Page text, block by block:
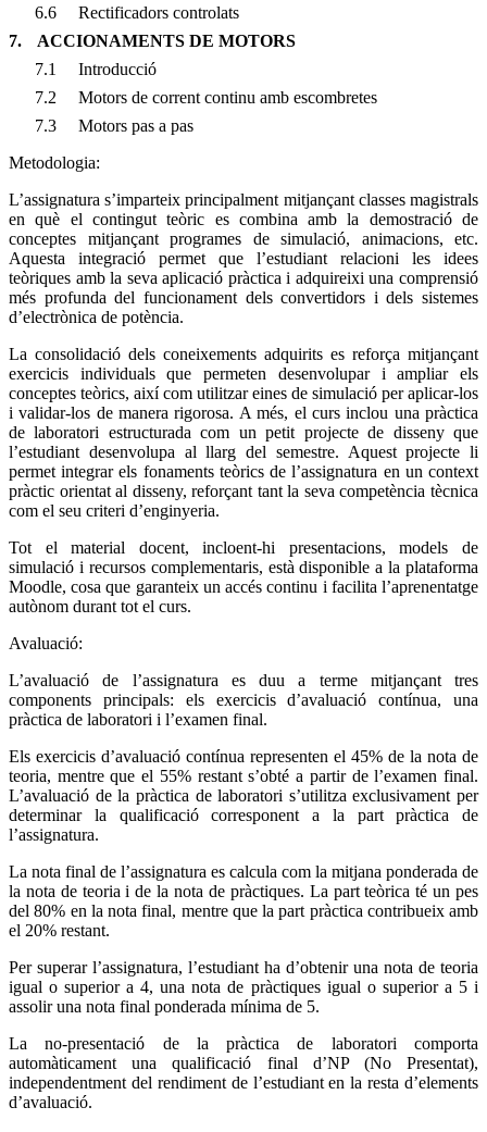
6.6
Rectificadors controlats
7.
ACCIONAMENTS DE MOTORS
7.1
Introducció
7.2
Motors de corrent continu amb escombretes
7.3
Motors pas a pas
Metodologia:
L’assignatura s’imparteix principalment mitjançant classes magistrals
en què el contingut teòric es combina amb la demostració de
conceptes mitjançant programes de simulació, animacions, etc.
Aquesta integració permet que l’estudiant relacioni les idees
teòriques amb la seva aplicació pràctica i adquireixi una comprensió
més profunda del funcionament dels convertidors i dels sistemes
d’electrònica de potència.
La consolidació dels coneixements adquirits es reforça mitjançant
exercicis individuals que permeten desenvolupar i ampliar els
conceptes teòrics, així com utilitzar eines de simulació per aplicar-los
i validar-los de manera rigorosa. A més, el curs inclou una pràctica
de laboratori estructurada com un petit projecte de disseny que
l’estudiant desenvolupa al llarg del semestre. Aquest projecte li
permet integrar els fonaments teòrics de l’assignatura en un context
pràctic orientat al disseny, reforçant tant la seva competència tècnica
com el seu criteri d’enginyeria.
Tot el material docent, incloent-hi presentacions, models de
simulació i recursos complementaris, està disponible a la plataforma
Moodle, cosa que garanteix un accés continu i facilita l’aprenentatge
autònom durant tot el curs.
Avaluació:
L’avaluació de l’assignatura es duu a terme mitjançant tres
components principals: els exercicis d’avaluació contínua, una
pràctica de laboratori i l’examen final.
Els exercicis d’avaluació contínua representen el 45% de la nota de
teoria, mentre que el 55% restant s’obté a partir de l’examen final.
L’avaluació de la pràctica de laboratori s’utilitza exclusivament per
determinar la qualificació corresponent a la part pràctica de
l’assignatura.
La nota final de l’assignatura es calcula com la mitjana ponderada de
la nota de teoria i de la nota de pràctiques. La part teòrica té un pes
del 80% en la nota final, mentre que la part pràctica contribueix amb
el 20% restant.
Per superar l’assignatura, l’estudiant ha d’obtenir una nota de teoria
igual o superior a 4, una nota de pràctiques igual o superior a 5 i
assolir una nota final ponderada mínima de 5.
La no-presentació de la pràctica de laboratori comporta
automàticament una qualificació final d’NP (No Presentat),
independentment del rendiment de l’estudiant en la resta d’elements
d’avaluació.